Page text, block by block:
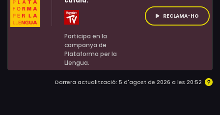
Participa en la
campanya de
Plataforma per la
Llengua.
RECLAMA-HO
Darrera actualització: 5 d'agost de 2026 a les 20:52